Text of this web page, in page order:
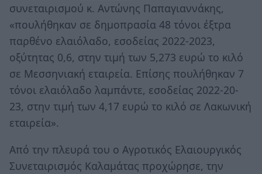
συνεταιρισμού κ. Αντώνης Παπαγιαννάκης,
«πουλήθηκαν σε δημοπρασία 48 τόνοι έξτρα
παρθένο ελαιόλαδο, εσοδείας 2022-2023,
οξύτητας 0,6, στην τιμή των 5,273 ευρώ το κιλό
σε Μεσσηνιακή εταιρεία. Επίσης πουλήθηκαν 7
τόνοι ελαιόλαδο λαμπάντε, εσοδείας 2022-20-
23, στην τιμή των 4,17 ευρώ το κιλό σε Λακωνική
εταιρεία».
Από την πλευρά του ο Αγροτικός Ελαιουργικός
Συνεταιρισμός Καλαμάτας προχώρησε, την